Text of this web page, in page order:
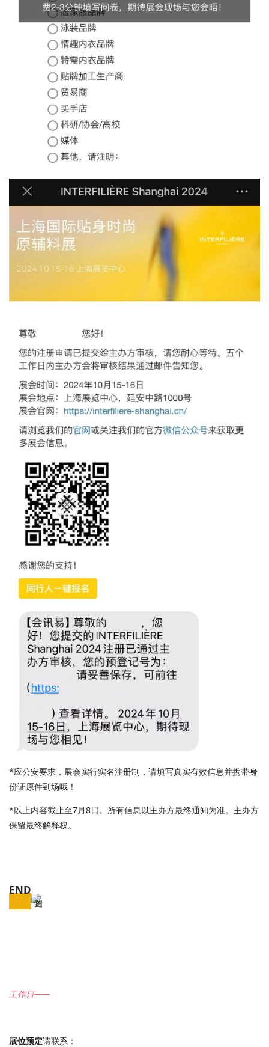
*应公安要求，展会实行实名注册制，请填写真实有效信息并携带身
份证原件到场哦！
*以上内容截止至7月8日。所有信息以主办方最终通知为准。主办方
保留最终解释权。
END
工作日——
展位预定请联系：